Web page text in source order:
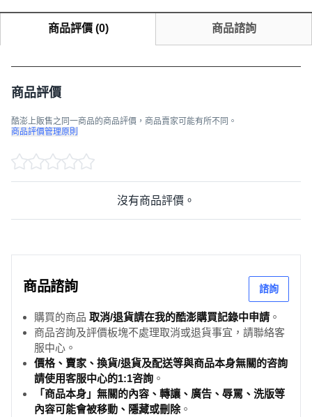
商品評價(0) 商品諮詢
商品評價
酷澎上販售之同一商品的商品評價，商品賣家可能有所不同。
商品評價管理原則
沒有商品評價。
商品諮詢 諮詢
購買的商品 取消/退貨請在我的酷澎購買記錄中申請 。
商品咨詢及評價板塊不處理取消或退貨事宜，請聯絡客
服中心。
價格、賣家、換貨/退貨及配送等與商品本身無關的咨詢
請使用客服中心的1:1咨詢 。
「商品本身」無關的內容、轉讓、廣告、辱罵、洗版等
內容可能會被移動、隱藏或刪除。